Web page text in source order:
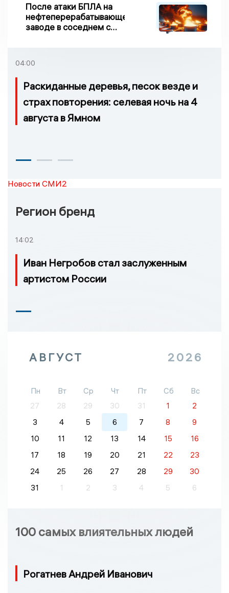
После атаки БПЛА на
нефтеперерабатывающем
заводе в соседнем с
04:00
Раскиданные деревья, песок везде и
страх повторения: селевая ночь на 4
августа в Ямном
Новости СМИ2
Регион бренд
14:02
Иван Негробов стал заслуженным
артистом России
АВГУСТ 2026
Пн Вт Ср Чт Пт Сб
Вс
27
28 29 30 31 1
2
3
4 5 6 7 8
9
10
11 12 13 14 15
16
17
18 19 20 21 22
23
24
25 26 27 28 29
30
31
1 2 3 4 5 6
100 самых влиятельных людей
Рогатнев Андрей Иванович